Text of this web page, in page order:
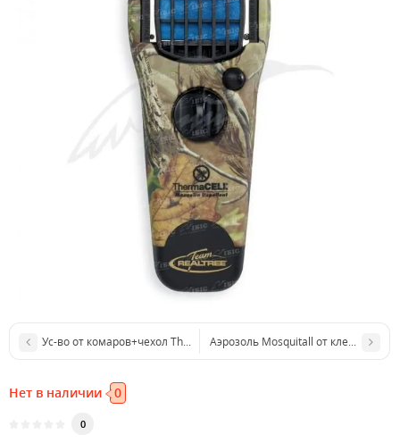
Ус-во от комаров+чехол Thermacell Mosquito Repellent+Holster
Аэрозоль Mosquitall от клещей 100
Нет в наличии 0
0